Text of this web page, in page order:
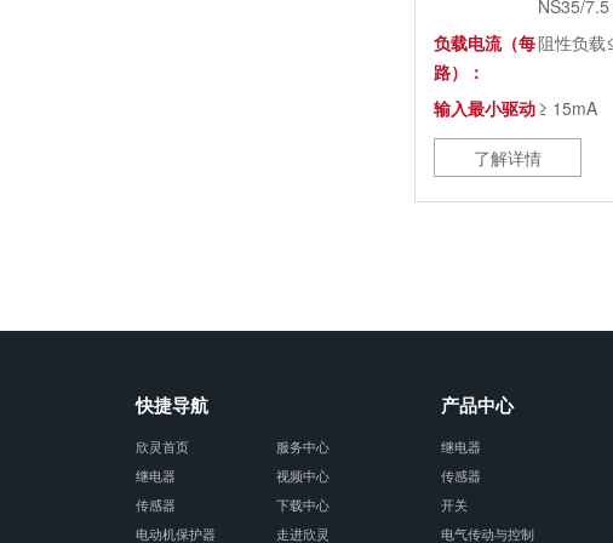
NS35/
负载电流（每
路）：
阻性负载
输入最小驱动
电流 ：
≥ 15mA
输入响应时
间：
≥ 0.2ms
了解详情
快捷导航
欣灵首页
服务中心
继电器
视频中心
传感器
下载中心
电动机保护器
走进欣灵
产品中心
继电器
传感器
开关
电气传动与控制